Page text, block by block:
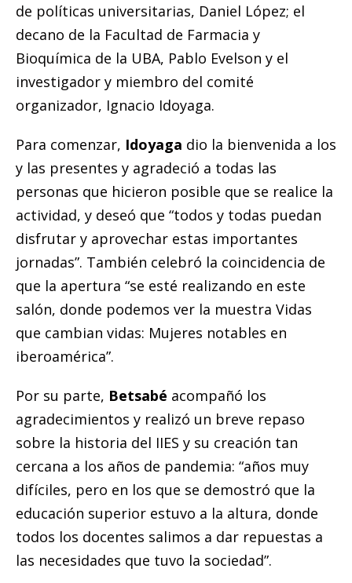
de políticas universitarias, Daniel López; el
decano de la Facultad de Farmacia y
Bioquímica de la UBA, Pablo Evelson y el
investigador y miembro del comité
organizador, Ignacio Idoyaga.
Para comenzar, Idoyaga dio la bienvenida a los
y las presentes y agradeció a todas las
personas que hicieron posible que se realice la
actividad, y deseó que “todos y todas puedan
disfrutar y aprovechar estas importantes
jornadas”. También celebró la coincidencia de
que la apertura “se esté realizando en este
salón, donde podemos ver la muestra Vidas
que cambian vidas: Mujeres notables en
iberoamérica”.
Por su parte, Betsabé acompañó los
agradecimientos y realizó un breve repaso
sobre la historia del IIES y su creación tan
cercana a los años de pandemia: “años muy
difíciles, pero en los que se demostró que la
educación superior estuvo a la altura, donde
todos los docentes salimos a dar repuestas a
las necesidades que tuvo la sociedad”.